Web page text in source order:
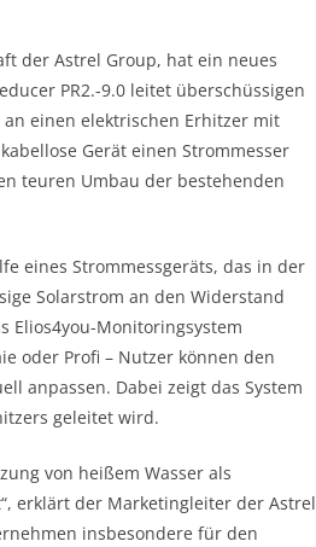
der Astrel Group, hat ein neues
PR2.-9.0 leitet überschüssigen
einen elektrischen Erhitzer mit
Gerät einen Strommesser
teuren Umbau der bestehenden
eines Strommessgeräts, das in der
Solarstrom an den Widerstand
Elios4you-Monitoringsystem
oder Profi – Nutzer können den
anpassen. Dabei zeigt das System
geleitet wird.
von heißem Wasser als
erklärt der Marketingleiter der Astrel
insbesondere für den